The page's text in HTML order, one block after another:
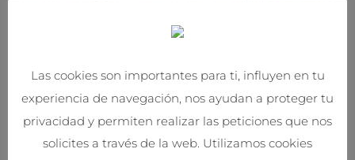
Las cookies son importantes para ti, influyen en tu
experiencia de navegación, nos ayudan a proteger tu
privacidad y permiten realizar las peticiones que nos
solicites a través de la web. Utilizamos cookies